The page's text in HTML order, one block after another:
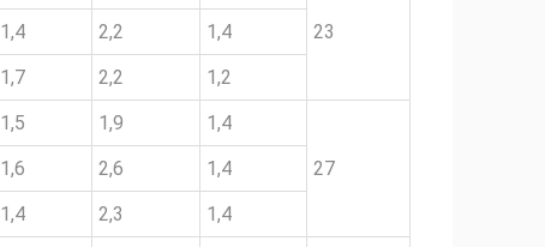
23
1,4 2,2
1,4
1,7 2,2 1,2
1,5 1,9
1,4
27
1,6 2,6
1,4
1,4 2,3 1,4